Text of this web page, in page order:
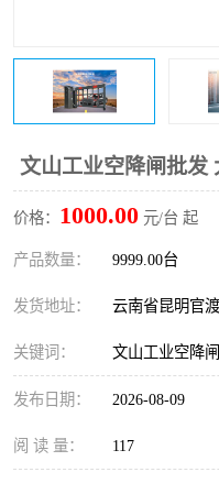
文山工业空降闸批发
价格： 1000.00 元/台 起
产品数量： 9999.00台
发货地址： 云南省昆明官
关键词： 文山工业空降
发布日期： 2026-08-09
阅 读 量： 117